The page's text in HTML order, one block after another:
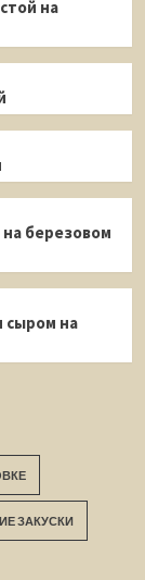
на
березовом
сыром на
ЗАКУСКИ